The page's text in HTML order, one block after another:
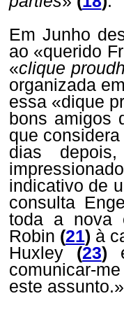
Em Junho
ao «querido
«clique
organizada
essa «dique
bons amigos
que
dias
indicativo de
consulta
toda a nova
Robin (21) à
Huxley (23)
comunicar-
este